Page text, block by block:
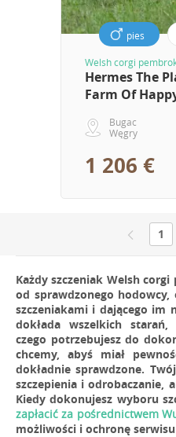
pies
Welsh corgi
Hermes The
Farm Of
Bugac
Węgry
1 206 €
1
Każdy szczeniak Welsh
od sprawdzonego
szczeniakami i dającego im
dokłada wszelkich
czego potrzebujesz do
chcemy, abyś miał
dokładnie sprawdzone.
szczepienia i odrobaczanie,
Kiedy dokonujesz wyboru
zapłacić za pośrednictwem
możliwości i ochronę